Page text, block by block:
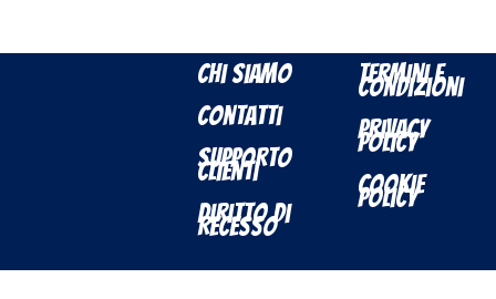
Chi Siamo
Contatti
Supporto
Clienti
Diritto di
Recesso
Termini e
Condizioni
Privacy
Policy
Cookie
Policy